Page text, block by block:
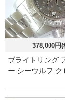
378,000円(
ブライトリング
ー シーウルフ ク